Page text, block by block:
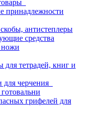
принадлежности
антистеплеры
средства
для тетрадей, книг и
черчения
грифелей для